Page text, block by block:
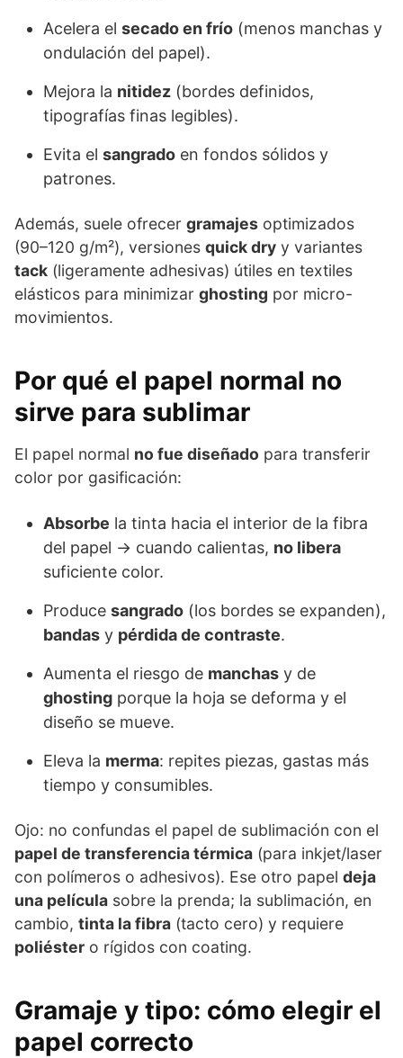
Acelera el secado en frío (menos manchas y
ondulación del papel).
Mejora la nitidez (bordes definidos,
tipografías finas legibles).
Evita el sangrado en fondos sólidos y
patrones.
Además, suele ofrecer gramajes optimizados
(90–120 g/m²), versiones quick dry y variantes
tack (ligeramente adhesivas) útiles en textiles
elásticos para minimizar ghosting por micro-
movimientos.
Por qué el papel normal no
sirve para sublimar
El papel normal no fue diseñado para transferir
color por gasificación:
Absorbe la tinta hacia el interior de la fibra
del papel → cuando calientas, no libera
suficiente color.
Produce sangrado (los bordes se expanden),
bandas y pérdida de contraste.
Aumenta el riesgo de manchas y de
ghosting porque la hoja se deforma y el
diseño se mueve.
Eleva la merma: repites piezas, gastas más
tiempo y consumibles.
Ojo: no confundas el papel de sublimación con el
papel de transferencia térmica (para inkjet/laser
con polímeros o adhesivos). Ese otro papel deja
una película sobre la prenda; la sublimación, en
cambio, tinta la fibra (tacto cero) y requiere
poliéster o rígidos con coating.
Gramaje y tipo: cómo elegir el
papel correcto